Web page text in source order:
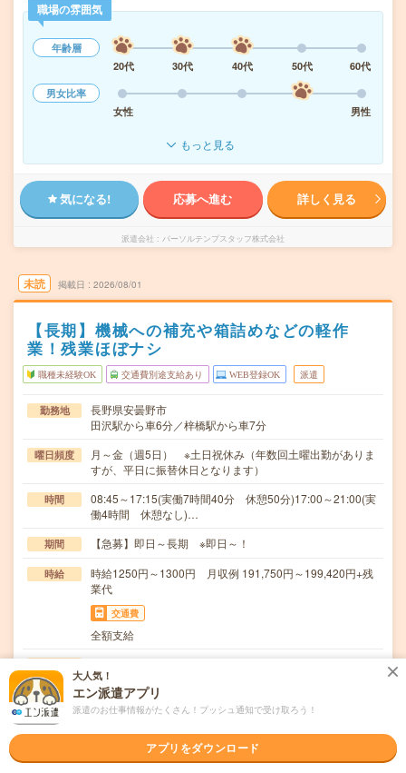
職場の雰囲気
年齢層
20代
30代 40代 50代
60代
男女比率
女性
男性
もっと見る
気になる! 応募へ進む 詳しく見る
派遣会社 パーソルテンプスタッフ株式会社
未読 掲載日 2026/08/01
【長期】機械への補充や箱詰めなどの軽作
業！残業ほぼナシ
職種未経験OK 交通費別途支給あり WEB登録OK 派遣
勤務地
長野県安曇野市
田沢駅から車6分／梓橋駅から車7分
曜日頻度
月～金（週5日） ※土日祝休み（年数回土曜出勤がありま
すが、平日に振替休日となります）
時間
08:45～17:15(実働7時間40分 休憩50分)17:00～21:00(実
働4時間 休憩なし)…
期間 【急募】即日～長期 ※即日～！
時給
時給1250円～1300円 月収例 191,750円～199,420円+残
業代
交通費
全額支給
の交換＊販売商品の包装・箱詰め＊原料・製品の目視…
応募資格
職種未経験OK / ブランクOK / パソコンスキル不要 / 英語力
未経験OK！
大人気！
エン派遣アプリ
派遣のお仕事情報がたくさん！プッシュ通知で受け取ろう！
アプリをダウンロード